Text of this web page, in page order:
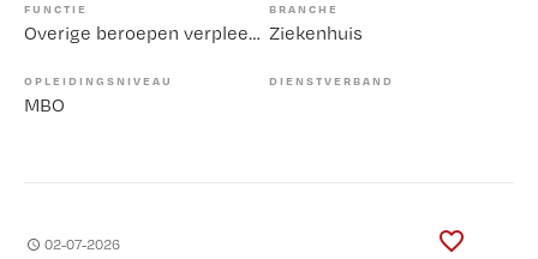
FUNCTIE
Overige beroepen verpleegkunde
BRANCHE
Ziekenhuis
OPLEIDINGSNIVEAU
MBO
DIENSTVERBAND
02-07-2026